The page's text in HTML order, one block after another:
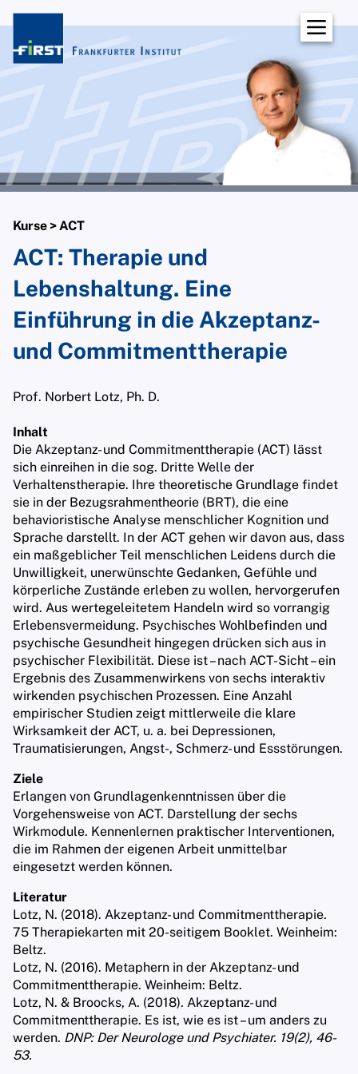
Hanna Hentschel-Klumpp
Daniela Tamme-Kodjovi
Publikationen
Kontakt
Kurse > ACT
ACT: Therapie und
Lebenshaltung. Eine
Einführung in die Akzeptanz-
und Commitmenttherapie
Prof. Norbert Lotz, Ph. D.
Inhalt
Die Akzeptanz- und Commitmenttherapie (ACT) lässt
sich einreihen in die sog. Dritte Welle der
Verhaltenstherapie. Ihre theoretische Grundlage findet
sie in der Bezugsrahmentheorie (BRT), die eine
behavioristische Analyse menschlicher Kognition und
Sprache darstellt. In der ACT gehen wir davon aus, dass
ein maßgeblicher Teil menschlichen Leidens durch die
Unwilligkeit, unerwünschte Gedanken, Gefühle und
körperliche Zustände erleben zu wollen, hervorgerufen
wird. Aus wertegeleitetem Handeln wird so vorrangig
Erlebensvermeidung. Psychisches Wohlbefinden und
psychische Gesundheit hingegen drücken sich aus in
psychischer Flexibilität. Diese ist – nach ACT-Sicht – ein
Ergebnis des Zusammenwirkens von sechs interaktiv
wirkenden psychischen Prozessen. Eine Anzahl
empirischer Studien zeigt mittlerweile die klare
Wirksamkeit der ACT, u. a. bei Depressionen,
Traumatisierungen, Angst-, Schmerz- und Essstörungen.
Ziele
Erlangen von Grundlagenkenntnissen über die
Vorgehensweise von ACT. Darstellung der sechs
Wirkmodule. Kennenlernen praktischer Interventionen,
die im Rahmen der eigenen Arbeit unmittelbar
eingesetzt werden können.
Literatur
Lotz, N. (2018). Akzeptanz- und Commitmenttherapie.
75 Therapiekarten mit 20-seitigem Booklet. Weinheim:
Beltz.
Lotz, N. (2016). Metaphern in der Akzeptanz- und
Commitmenttherapie. Weinheim: Beltz.
Lotz, N. & Broocks, A. (2018). Akzeptanz- und
Commitmenttherapie. Es ist, wie es ist – um anders zu
werden. DNP: Der Neurologe und Psychiater. 19(2), 46-
53.